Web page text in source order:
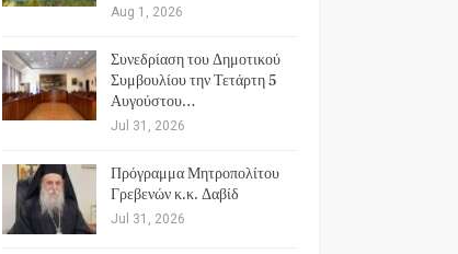
Aug 1, 2026
Συνεδρίαση του Δημοτικού
Συμβουλίου την Τετάρτη 5
Αυγούστου…
Jul 31, 2026
Πρόγραμμα Μητροπολίτου
Γρεβενών κ.κ. Δαβίδ
Jul 31, 2026